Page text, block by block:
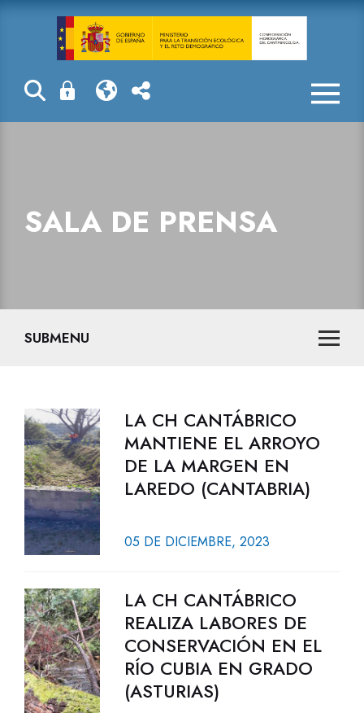
Sala de prensa
SALA DE PRENSA
SUBMENU
LA CH CANTÁBRICO
MANTIENE EL ARROYO
DE LA MARGEN EN
LAREDO (CANTABRIA)
05 DE DICIEMBRE, 2023
LA CH CANTÁBRICO
REALIZA LABORES DE
CONSERVACIÓN EN EL
RÍO CUBIA EN GRADO
(ASTURIAS)